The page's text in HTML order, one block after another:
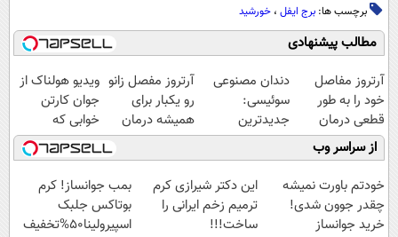
برچسب ها: برج ایفل ، خورشید
مطالب پیشنهادی
آرتروز مفاصل
خود را به طور
قطعی درمان
کنید!
◗پرسش‌نامه◖
دندان مصنوعی
سوئیسی:
جدیدترین
فناوری اروپا،
سبک و مقاوم |
پرداخت قسطی
آرتروز مفصل زانو
رو یکبار برای
همیشه درمان
کن!
◗پرسش‌نامه◖
ویدیو هولناک از
جوان کارتن
خوابی که
میلیاردر شد.
آموزش رایگان
از سراسر وب
خودتم باورت نمیشه
چقدر جوون شدی!
خرید جوانساز
این دکتر شیرازی کرم
ترمیم زخم ایرانی را
ساخت!!!
بمب جوانساز! کرم
بوتاکس جلبک
اسپیرولینا50%تخفیف